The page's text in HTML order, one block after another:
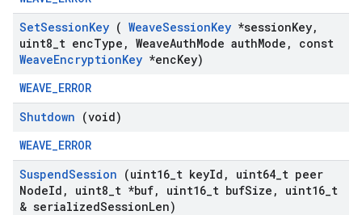
SetSessionKey ( WeaveSessionKey *sessionKey,
uint8 t encType , WeaveAuthMode authMode ,
const
WeaveEncryptionKey *encKey)
WEAVE_ERROR
Shutdown (void)
WEAVE_ERROR
SuspendSession (uint16 t keyId , uint64 t peer
NodeId , uint8 t *buf, uint16 t bufSize , uint16 t
& serializedSessionLen)